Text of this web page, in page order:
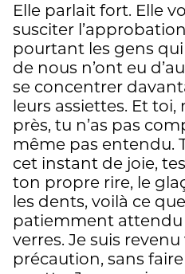
Elle parlait fort. Elle
susciter
pourtant les gens
de nous n’ont eu
se concentrer
leurs assiettes. Et toi,
près, tu n’as pas
même pas entendu.
cet instant de joie,
ton propre rire, le
les dents, voilà ce que
patiemment
verres. Je suis
précaution, sans